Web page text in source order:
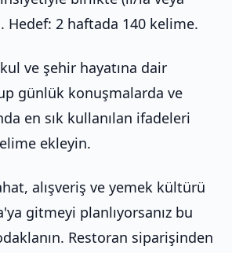
Hedef: 2 haftada 140 kelime.
ve şehir hayatına dair
günlük konuşmalarda ve
en sık kullanılan ifadeleri
ekleyin.
alışveriş ve yemek kültürü
gitmeyi planlıyorsanız bu
Restoran siparişinden